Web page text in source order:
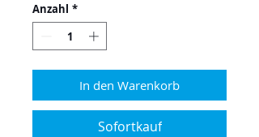
Anzahl *
In den Warenkorb
Sofortkauf